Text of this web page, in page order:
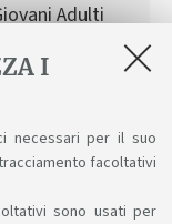
I
necessari per il suo
facoltativi
sono usati per
Adulti
di
e